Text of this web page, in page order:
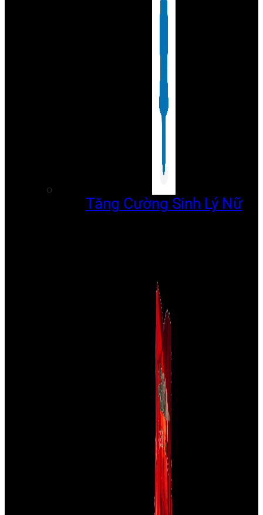
Tăng Cường Sinh Lý Nữ